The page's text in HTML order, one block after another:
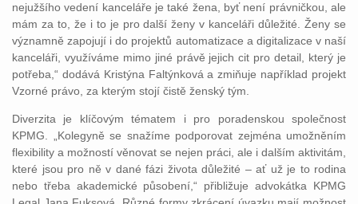
nejužšího vedení kanceláře je také žena, byť není právničkou, ale
mám za to, že i to je pro další ženy v kanceláři důležité. Ženy se
významně zapojují i do projektů automatizace a digitalizace v naší
kanceláři, využíváme mimo jiné právě jejich cit pro detail, který je
potřeba,“ dodává Kristýna Faltýnková a zmiňuje například projekt
Vzorné právo, za kterým stojí čistě ženský tým.
Diverzita je klíčovým tématem i pro poradenskou společnost
KPMG. „Kolegyně se snažíme podporovat zejména umožněním
flexibility a možností věnovat se nejen práci, ale i dalším aktivitám,
které jsou pro ně v dané fázi života důležité – ať už je to rodina
nebo třeba akademické působení,“ přibližuje advokátka KPMG